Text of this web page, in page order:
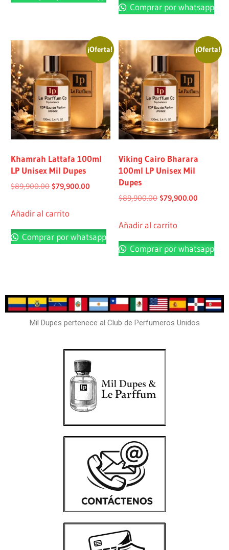
Comprar por whatsapp
¡Oferta!
Khamrah Lattafa 100ml
LP Unisex Mil Dupes
$89,900.00 $79,900.00
Añadir al carrito
Comprar por whatsapp
¡Oferta!
Viking Cairo Bharara
100ml LP Unisex Mil
Dupes
$89,900.00 $79,900.00
Añadir al carrito
Comprar por whatsapp
Mil Dupes pertenece al Club de Perfumeros Unidos